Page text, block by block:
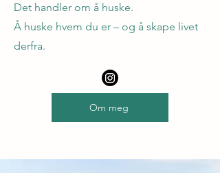
Det handler om å huske.
Å huske hvem du er – og å skape livet
derfra.
Om meg